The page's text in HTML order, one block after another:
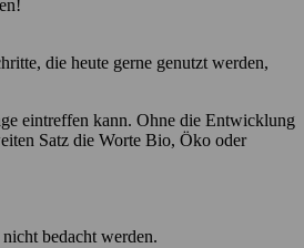
die heute gerne genutzt werden,
eintreffen kann. Ohne die Entwicklung
Satz die Worte Bio, Öko oder
bedacht werden.